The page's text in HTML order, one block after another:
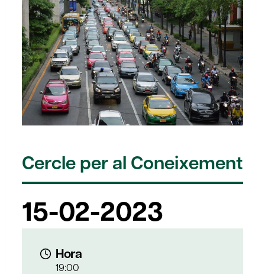
Cercle per al Coneixement
15-02-2023
Hora
19:00